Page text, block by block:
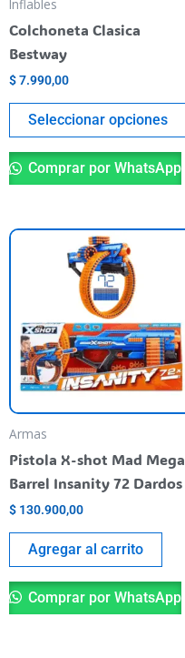
Inflables
Colchoneta Clasica
Bestway
$7.990,00
Seleccionar opciones
Comprar por WhatsApp
Armas
Pistola X-shot Mad Mega
Barrel Insanity 72 Dardos
$ 130.900,00
Agregar al carrito
Comprar por WhatsApp